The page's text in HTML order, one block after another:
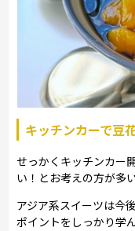
キッチンカーで豆
せっかくキッチンカー
い！とお考えの方が多
アジア系スイーツは今
ポイントをしっかり学